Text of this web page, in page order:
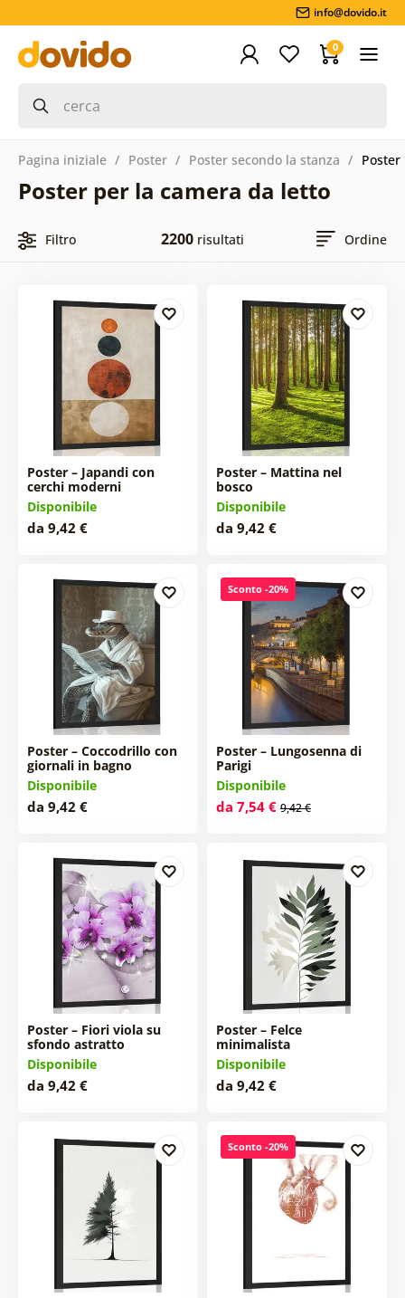
info@dovido.it
0
Pagina iniziale Poster Poster secondo la stanza
Poster per la camera da letto
Filtro 2200 risultati Ordine
Poster – Japandi con
cerchi moderni
Disponibile
da 9,42 €
Poster – Mattina nel
bosco
Disponibile
da 9,42 €
Poster – Coccodrillo con
giornali in bagno
Disponibile
da 9,42 €
Sconto -20%
Poster – Lungosenna di
Parigi
Disponibile
da 7,54 € 9,42 €
Poster – Fiori viola su
sfondo astratto
Disponibile
da 9,42 €
Poster – Felce
minimalista
Disponibile
da 9,42 €
Sconto -20%